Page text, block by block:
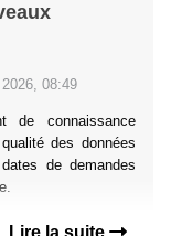
08:49
de connaissance
des données
de demandes
Lire la suite